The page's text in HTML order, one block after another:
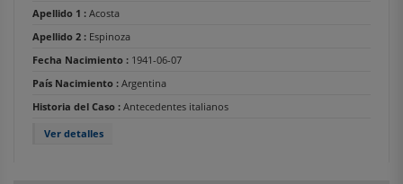
Apellido 1 : Acosta
Apellido 2 : Espinoza
Fecha Nacimiento : 1941-06-07
País Nacimiento : Argentina
Historia del Caso : Antecedentes italianos
Ver detalles